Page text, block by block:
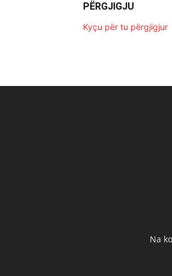
PËRGJIGJU
Kyçu për tu përgjigjur
Na